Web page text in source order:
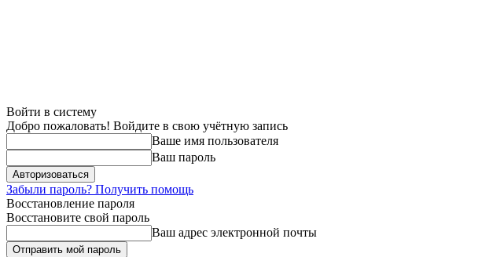
Войти в систему
Добро пожаловать! Войдите в свою учётную запись
Ваше имя пользователя
Ваш пароль
Забыли пароль? Получить помощь
Восстановление пароля
Восстановите свой пароль
Ваш адрес электронной почты